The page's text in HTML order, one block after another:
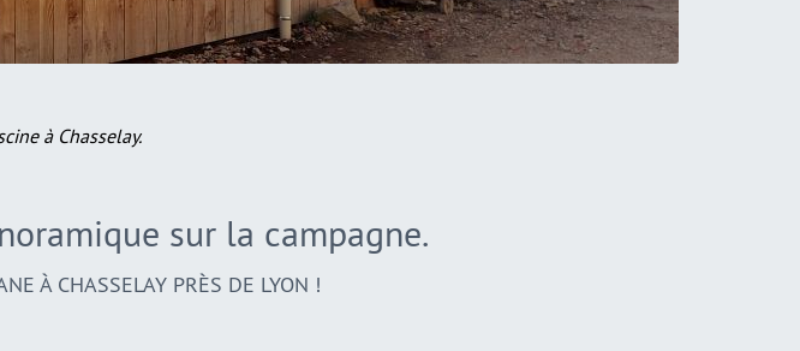
à Chasselay.
sur la campagne.
À CHASSELAY PRÈS DE LYON !